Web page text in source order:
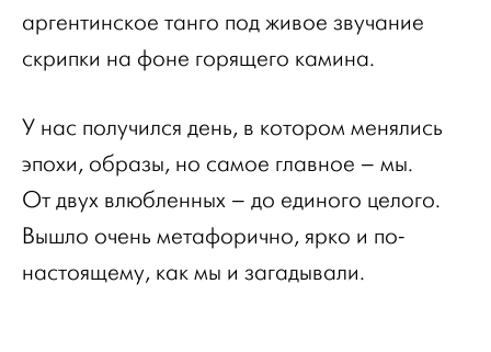
аргентинское танго под живое звучание
скрипки на фоне горящего камина.
У нас получился день, в котором менялись
эпохи, образы, но самое главное – мы.
От двух влюбленных – до единого целого.
Вышло очень метафорично, ярко и по-
настоящему, как мы и загадывали.